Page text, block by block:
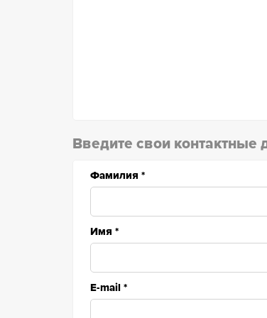
Введите свои контактные
Фамилия *
Имя *
E-mail *